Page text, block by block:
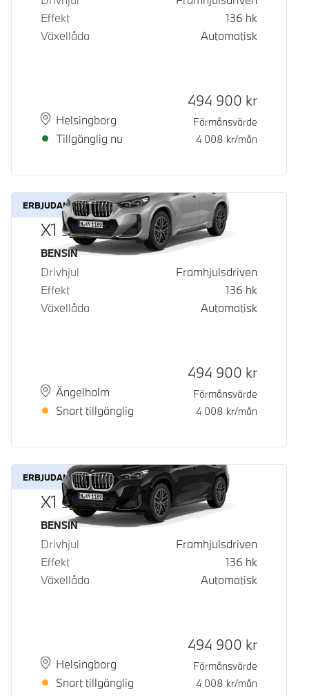
Effekt
136 hk
Växellåda
Automatisk
PlatsHelsingborg
Leveranstid
Tillgänglig nu
Kontantpris
494 900 kr
Förmånsvärde
4 008 kr/mån
ERBJUDANDE
X1 sDrive18i
Bränsle
BENSIN
Drivhjul
Framhjulsdriven
Effekt
136 hk
Växellåda
Automatisk
PlatsÄngelholm
Leveranstid
Snart tillgänglig
Kontantpris
494 900 kr
Förmånsvärde
4 008 kr/mån
ERBJUDANDE
X1 sDrive18i
Bränsle
BENSIN
Drivhjul
Framhjulsdriven
Effekt
136 hk
Växellåda
Automatisk
PlatsHelsingborg
Leveranstid
Snart tillgänglig
Kontantpris
494 900 kr
Förmånsvärde
4 008 kr/mån